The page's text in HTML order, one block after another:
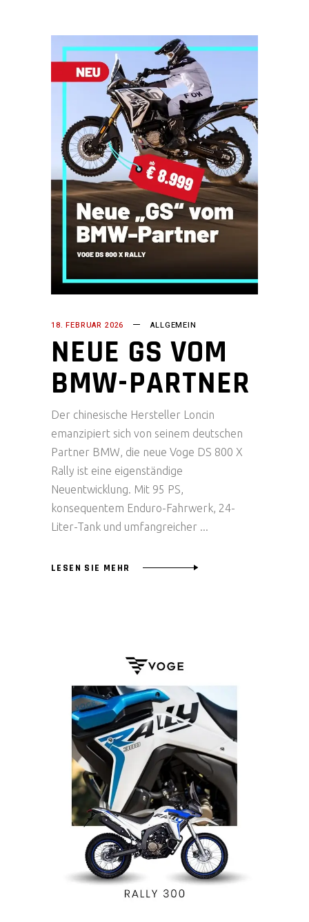
18. FEBRUAR 2026 ALLGEMEIN
NEUE GS VOM
BMW-PARTNER
Der chinesische Hersteller Loncin
emanzipiert sich von seinem deutschen
Partner BMW, die neue Voge DS 800 X
Rally ist eine eigenständige
Neuentwicklung. Mit 95 PS,
konsequentem Enduro-Fahrwerk, 24-
Liter-Tank und umfangreicher
LESEN SIE MEHR